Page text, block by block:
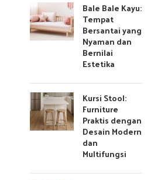
Bale Bale Kayu:
Tempat
Bersantai yang
Nyaman dan
Bernilai
Estetika
Kursi Stool:
Furniture
Praktis dengan
Desain Modern
dan
Multifungsi